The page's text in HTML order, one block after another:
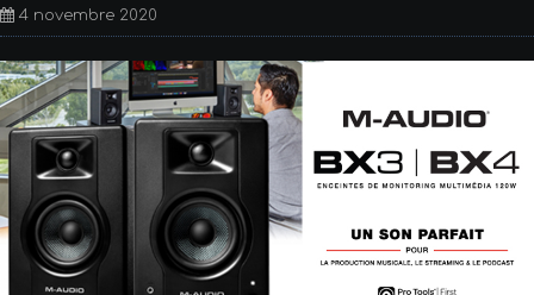
4 novembre 2020